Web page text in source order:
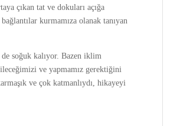
çıkan tat ve dokuları açığa
kurmamıza olanak tanıyan
soğuk kalıyor. Bazen iklim
ve yapmamız gerektiğini
ve çok katmanlıydı, hikayeyi